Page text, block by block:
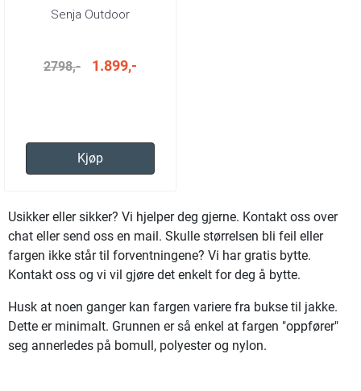
SORT/GUL
Senja Outdoor
2798,- 1.899,-
Kjøp
Usikker eller sikker? Vi hjelper deg gjerne. Kontakt oss over
chat eller send oss en mail. Skulle størrelsen bli feil eller
fargen ikke står til forventningene? Vi har gratis bytte.
Kontakt oss og vi vil gjøre det enkelt for deg å bytte.
Husk at noen ganger kan fargen variere fra bukse til jakke.
Dette er minimalt. Grunnen er så enkel at fargen "oppfører"
seg annerledes på bomull, polyester og nylon.